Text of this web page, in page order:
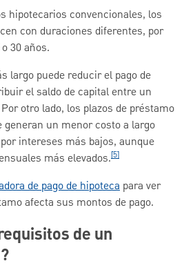
hipotecarios convencionales, los
con duraciones diferentes, por
30 años.
largo puede reducir el pago de
el saldo de capital entre un
otro lado, los plazos de préstamo
un menor costo a largo
intereses más bajos, aunque
más elevados.[5]
de pago de hipoteca para ver
afecta sus montos de pago.
de un